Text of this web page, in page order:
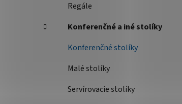
Regále
Konferenčné a iné stolíky
Konferenčné stolíky
Malé stolíky
Servírovacie stolíky